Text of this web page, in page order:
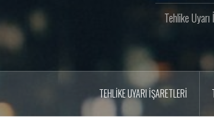
Tehlike
TEHLIKE UYARI İŞARETLERI